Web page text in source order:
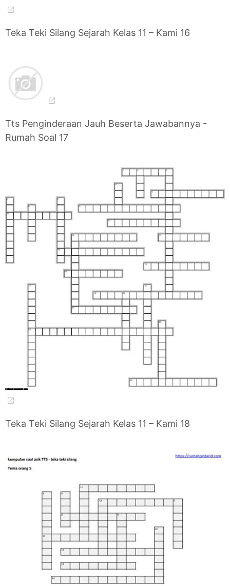
Teka Teki Silang Sejarah Kelas 11 – Kami 16
Tts Penginderaan Jauh Beserta Jawabannya -
Rumah Soal 17
Teka Teki Silang Sejarah Kelas 11 – Kami 18